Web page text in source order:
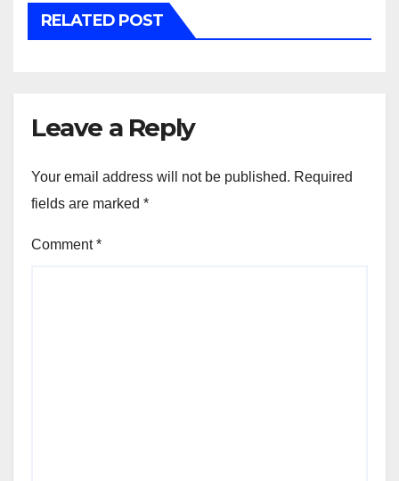
RELATED POST
Leave a Reply
Your email address will not be published. Required
fields are marked *
Comment*